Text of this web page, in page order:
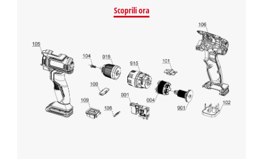
This content is not permitted to load due
to trackers that are not disclosed to the
visitor. The website owner needs to setup
the site with their CMP to add this content
to the list of technologies used.
Powered byUsercentrics Consent
Management Platform
Scoprili ora